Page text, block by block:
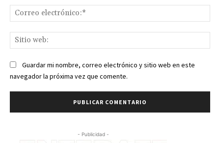
Guardar mi nombre, correo electrónico y sitio web en este
navegador la próxima vez que comente.
- Publicidad -